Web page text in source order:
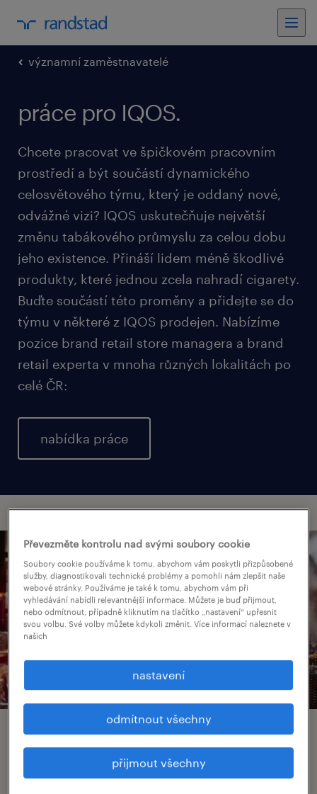
významní zaměstnavatelé
práce pro IQOS.
Chcete pracovat ve špičkovém pracovním
prostředí a být součástí dynamického
celosvětového týmu, který je oddaný nové,
odvážné vizi? IQOS uskutečňuje největší
změnu tabákového průmyslu za celou dobu
jeho existence. Přináší lidem méně škodlivé
produkty, které jednou zcela nahradí cigarety.
Buďte součástí této proměny a přidejte se do
týmu v některé z IQOS prodejen. Nabízíme
pozice brand retail store managera a brand
retail experta v mnoha různých lokalitách po
celé ČR:
nabídka práce
brand retail expert pro iqos
(m/ž).
Převezměte kontrolu nad svými soubory cookie
Soubory cookie používáme k tomu, abychom vám poskytli přizpůsobené
služby, diagnostikovali technické problémy a pomohli nám zlepšit naše
webové stránky. Používáme je také k tomu, abychom vám při
vyhledávání nabídli relevantnější informace. Můžete je buď přijmout,
nebo odmítnout, případně kliknutím na tlačítko „nastavení“ upřesnit
svou volbu. Své volby můžete kdykoli změnit. Více informací naleznete v
našich
nastavení
odmítnout všechny
přijmout všechny